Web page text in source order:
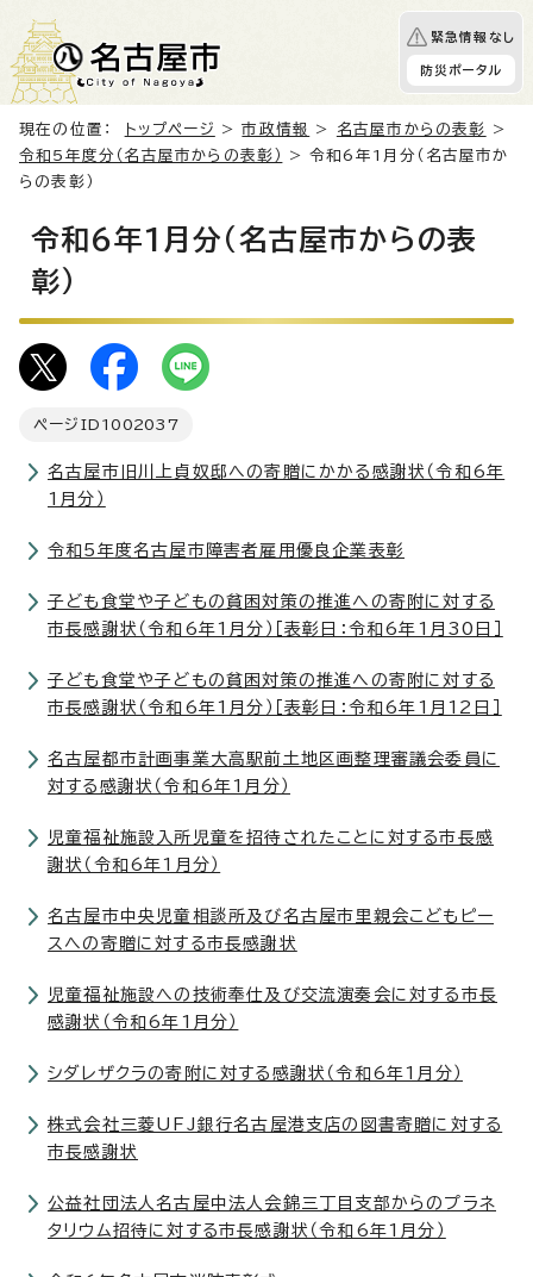
緊急情報なし
防災ポータル
現在の位置： トップページ >市政情報 > 名古屋市からの表彰
>
令和5年度分（名古屋市からの表彰）
> 令和6年1月分（名古屋市か
らの表彰）
令和6年1月分（名古屋市からの表
彰）
ページID 1002037
名古屋市旧川上貞奴邸への寄贈にかかる感謝状（令和6年
1月分）
令和5年度名古屋市障害者雇用優良企業表彰
子ども食堂や子どもの貧困対策の推進への寄附に対する
市長感謝状（令和6年1月分）［表彰日：令和6年1月30日］
子ども食堂や子どもの貧困対策の推進への寄附に対する
市長感謝状（令和6年1月分）［表彰日：令和6年1月12日］
名古屋都市計画事業大高駅前土地区画整理審議会委員に
対する感謝状（令和6年1月分）
児童福祉施設入所児童を招待されたことに対する市長感
謝状（令和6年1月分）
名古屋市中央児童相談所及び名古屋市里親会こどもピー
スへの寄贈に対する市長感謝状
児童福祉施設への技術奉仕及び交流演奏会に対する市長
感謝状（令和6年1月分）
シダレザクラの寄附に対する感謝状（令和6年1月分）
株式会社三菱UFJ銀行名古屋港支店の図書寄贈に対する
市長感謝状
公益社団法人名古屋中法人会錦三丁目支部からのプラネ
タリウム招待に対する市長感謝状（令和6年1月分）